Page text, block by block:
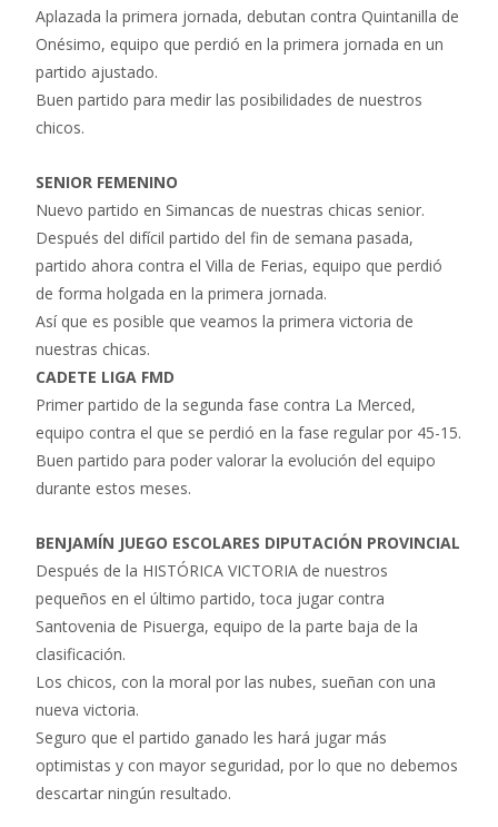
Aplazada la primera jornada, debutan contra Quintanilla de
Onésimo, equipo que perdió en la primera jornada en un
partido ajustado.
Buen partido para medir las posibilidades de nuestros
chicos.
SENIOR FEMENINO
Nuevo partido en Simancas de nuestras chicas senior.
Después del difícil partido del fin de semana pasada,
partido ahora contra el Villa de Ferias, equipo que perdió
de forma holgada en la primera jornada.
Así que es posible que veamos la primera victoria de
nuestras chicas.
CADETE LIGA FMD
Primer partido de la segunda fase contra La Merced,
equipo contra el que se perdió en la fase regular por 45-15.
Buen partido para poder valorar la evolución del equipo
durante estos meses.
BENJAMÍN JUEGO ESCOLARES DIPUTACIÓN PROVINCIAL
Después de la HISTÓRICA VICTORIA de nuestros
pequeños en el último partido, toca jugar contra
Santovenia de Pisuerga, equipo de la parte baja de la
clasificación.
Los chicos, con la moral por las nubes, sueñan con una
nueva victoria.
Seguro que el partido ganado les hará jugar más
optimistas y con mayor seguridad, por lo que no debemos
descartar ningún resultado.